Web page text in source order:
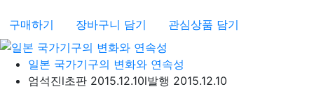
구매하기 장바구니 담기 관심상품 담기
일본 국가기구의 변화와 연속성
엄석진l초판 2015.12.10l발행 2015.12.10